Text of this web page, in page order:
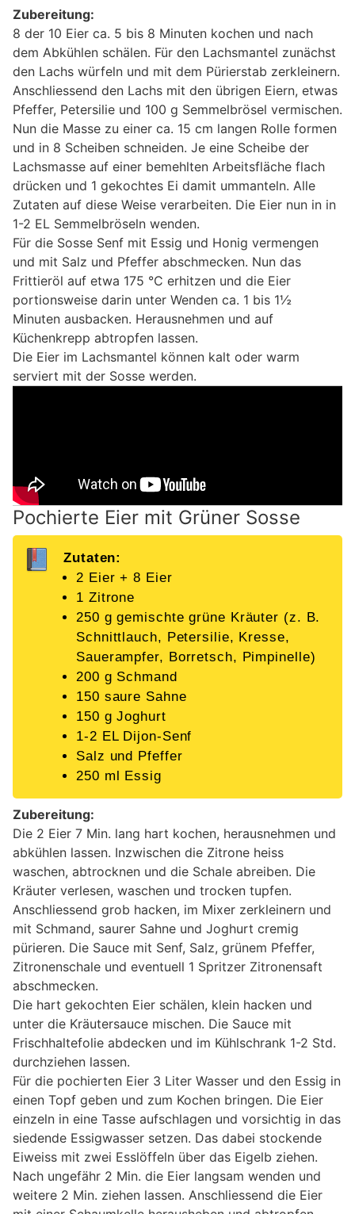
Zubereitung:
8 der 10 Eier ca. 5 bis 8 Minuten kochen und nach
dem Abkühlen schälen. Für den Lachsmantel zunächst
den Lachs würfeln und mit dem Pürierstab zerkleinern.
Anschliessend den Lachs mit den übrigen Eiern, etwas
Pfeffer, Petersilie und 100 g Semmelbrösel vermischen.
Nun die Masse zu einer ca. 15 cm langen Rolle formen
und in 8 Scheiben schneiden. Je eine Scheibe der
Lachsmasse auf einer bemehlten Arbeitsfläche flach
drücken und 1 gekochtes Ei damit ummanteln. Alle
Zutaten auf diese Weise verarbeiten. Die Eier nun in in
1-2 EL Semmelbröseln wenden.
Für die Sosse Senf mit Essig und Honig vermengen
und mit Salz und Pfeffer abschmecken. Nun das
Frittieröl auf etwa 175 °C erhitzen und die Eier
portionsweise darin unter Wenden ca. 1 bis 1½
Minuten ausbacken. Herausnehmen und auf
Küchenkrepp abtropfen lassen.
Die Eier im Lachsmantel können kalt oder warm
serviert mit der Sosse werden.
Pochierte Eier mit Grüner Sosse
Zutaten:
2 Eier + 8 Eier
1 Zitrone
250 g gemischte grüne Kräuter (z. B.
Schnittlauch, Petersilie, Kresse,
Sauerampfer, Borretsch, Pimpinelle)
200 g Schmand
150 saure Sahne
150 g Joghurt
1-2 EL Dijon-Senf
Salz und Pfeffer
250 ml Essig
Zubereitung:
Die 2 Eier 7 Min. lang hart kochen, herausnehmen und
abkühlen lassen. Inzwischen die Zitrone heiss
waschen, abtrocknen und die Schale abreiben. Die
Kräuter verlesen, waschen und trocken tupfen.
Anschliessend grob hacken, im Mixer zerkleinern und
mit Schmand, saurer Sahne und Joghurt cremig
pürieren. Die Sauce mit Senf, Salz, grünem Pfeffer,
Zitronenschale und eventuell 1 Spritzer Zitronensaft
abschmecken.
Die hart gekochten Eier schälen, klein hacken und
unter die Kräutersauce mischen. Die Sauce mit
Frischhaltefolie abdecken und im Kühlschrank 1-2 Std.
durchziehen lassen.
Für die pochierten Eier 3 Liter Wasser und den Essig in
einen Topf geben und zum Kochen bringen. Die Eier
einzeln in eine Tasse aufschlagen und vorsichtig in das
siedende Essigwasser setzen. Das dabei stockende
Eiweiss mit zwei Esslöffeln über das Eigelb ziehen.
Nach ungefähr 2 Min. die Eier langsam wenden und
weitere 2 Min. ziehen lassen. Anschliessend die Eier